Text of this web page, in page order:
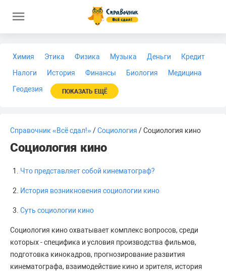
Химия Этика Физика Музыка Деньги
Кредит
Налоги
История Финансы Биология
Медицина
Геодезия
ПОКАЗАТЬ ЕЩЁ
Справочник «Всё сдал!»/Социология / Социология кино
Социология кино
Что представляет собой кинематограф?
История возникновения социологии кино
Суть социологии кино
Социология кино охватывает комплекс вопросов, среди
которых - специфика и условия производства фильмов,
подготовка кинокадров, прогнозирование развития
кинематографа, взаимодействие кино и зрителя, история